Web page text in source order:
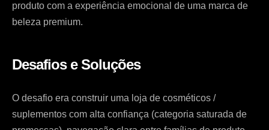
produto com a experiência emocional de uma marca de
beleza premium.
Desafios e Soluções
O desafio era construir uma loja de cosméticos /
suplementos com alta confiança (categoria saturada de